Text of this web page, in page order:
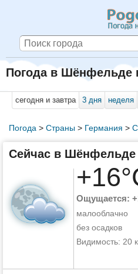
Погода в Шёнфельде
сегодня и завтра 3 дня неделя
Погода > Страны> Германия >
Сейчас в Шёнфельде
Ощущается:
малооблачно
без осадков
Видимость: 20